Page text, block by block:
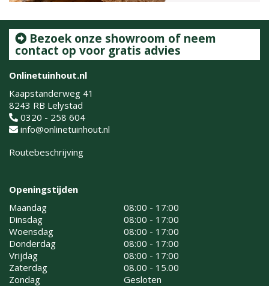
Bezoek onze showroom of neem
contact op voor gratis advies
Onlinetuinhout.nl
Kaapstanderweg 41
8243 RB Lelystad
0320 - 258 604
info@onlinetuinhout.nl
Routebeschrijving
Openingstijden
Maandag
08:00 - 17:00
Dinsdag
08:00 - 17:00
Woensdag
08:00 - 17:00
Donderdag
08:00 - 17:00
Vrijdag
08:00 - 17:00
Zaterdag
08.00 - 15.00
Zondag
Gesloten